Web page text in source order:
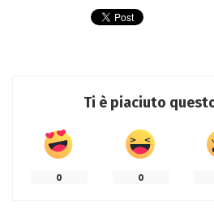
Ti è piaciuto
0 0